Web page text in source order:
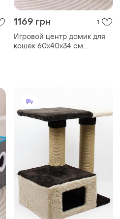
1169 грн 1
Игровой центр домик для
кошек 60х40х34 см